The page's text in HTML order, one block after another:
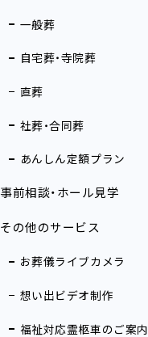
一般葬
自宅葬・寺院葬
直葬
社葬・合同葬
あんしん定額プラン
事前相談・ホール見学
その他のサービス
お葬儀ライブカメラ
想い出ビデオ制作
福祉対応霊柩車のご案内